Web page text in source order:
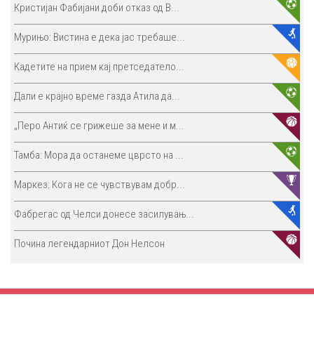
Кристијан Фабијани доби отказ од В...
Мурињо: Вистина е дека јас требаше...
Кадетите на прием кај претседатело...
Дали е крајно време газда Атила да...
„Перо Антиќ се грижеше за мене и м...
Тамба: Мора да останеме цврсто на ...
Маркез: Кога не се чувствувам добр...
Фабрегас од Челси донесе засилувањ...
Почина легендарниот Дон Нелсон